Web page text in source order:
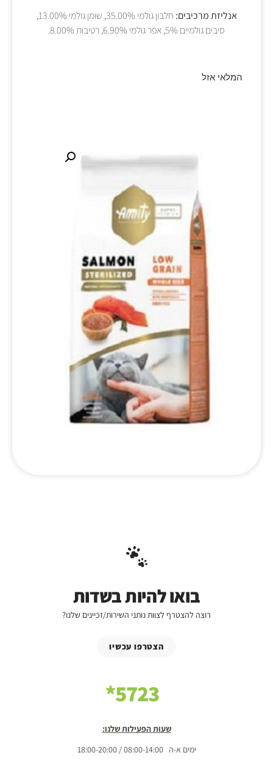
אנליזת מרכיבים:
חלבון גולמי 35.00%, שומן גולמי 13.00%,
סיבים גולמיים 5%, אפר גולמי 6.90%, רטיבות 8.00%.
המלאי אזל
בואו להיות בשדות
רוצה להצטרף לצוות נותני השירות/זכיינים שלנו?
הצטרפו עכשיו
5723*
שעות הפעילות שלנו:
ימים א-ה 08:00-14:00 / 18:00-20:00